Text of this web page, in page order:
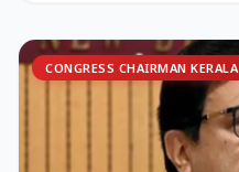
CONGRESS CHAIRMAN KERALA